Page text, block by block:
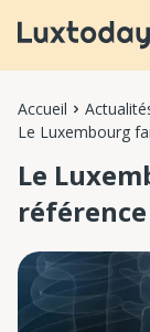
Accueil
Le Luxembourg
Le